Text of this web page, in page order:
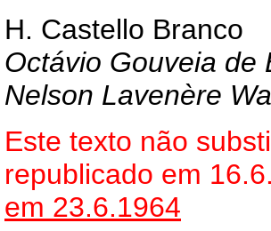
H. Castello Branco
Octávio Gouveia de
Nelson Lavenère
Este texto não
republicado em
em 23.6.1964